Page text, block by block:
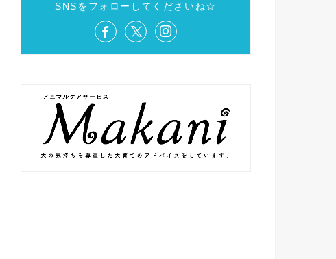
SNSをフォローしてくださいね☆